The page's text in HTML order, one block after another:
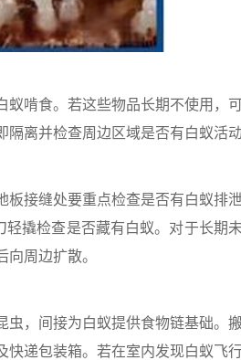
啃食。若这些物品长期不使用，
离并检查周边区域是否有白蚁活动
板接缝处要重点检查是否有白蚁排
撬检查是否藏有白蚁。对于长期
周边扩散。
虫，间接为白蚁提供食物链基础。
快递包装箱。若在室内发现白蚁飞